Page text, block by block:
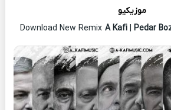
موزیکیو
Download New Remix A Kafi| Pedar